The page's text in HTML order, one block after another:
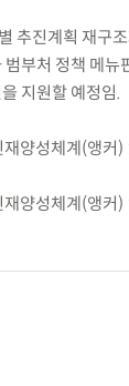
추진계획 재구
부처 정책 메뉴
지원할 예정임.
양성체계(앵커
양성체계(앵커